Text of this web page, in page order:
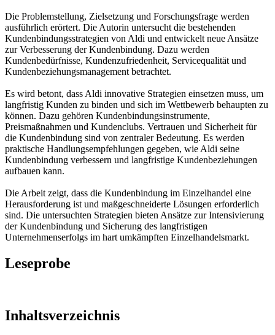
Die Problemstellung, Zielsetzung und Forschungsfrage werden
ausführlich erörtert. Die Autorin untersucht die bestehenden
Kundenbindungsstrategien von Aldi und entwickelt neue Ansätze
zur Verbesserung der Kundenbindung. Dazu werden
Kundenbedürfnisse, Kundenzufriedenheit, Servicequalität und
Kundenbeziehungsmanagement betrachtet.
Es wird betont, dass Aldi innovative Strategien einsetzen muss, um
langfristig Kunden zu binden und sich im Wettbewerb behaupten zu
können. Dazu gehören Kundenbindungsinstrumente,
Preismaßnahmen und Kundenclubs. Vertrauen und Sicherheit für
die Kundenbindung sind von zentraler Bedeutung. Es werden
praktische Handlungsempfehlungen gegeben, wie Aldi seine
Kundenbindung verbessern und langfristige Kundenbeziehungen
aufbauen kann.
Die Arbeit zeigt, dass die Kundenbindung im Einzelhandel eine
Herausforderung ist und maßgeschneiderte Lösungen erforderlich
sind. Die untersuchten Strategien bieten Ansätze zur Intensivierung
der Kundenbindung und Sicherung des langfristigen
Unternehmenserfolgs im hart umkämpften Einzelhandelsmarkt.
Leseprobe
Inhaltsverzeichnis